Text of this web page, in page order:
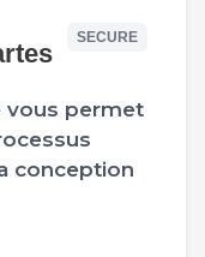
SECURE
vous permet
conception